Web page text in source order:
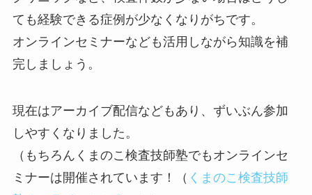
ても経験できる症例が少なくなりがちです。
オンラインセミナーなども活用しながら知識を補
完しましょう。
現在はアーカイブ配信などもあり、ずいぶん参加
しやすくなりました。
（もちろんくまのこ検査技師塾でもオンラインセ
ミナーは開催されています！（ くまのこ検査技師